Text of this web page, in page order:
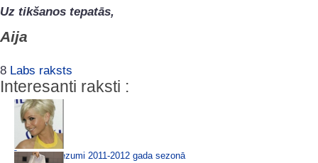
Uz tikšanos tepatās,
Aija
8 Labs raksts
Interesanti raksti :
Īsi matu griezumi 2011-2012 gada sezonā